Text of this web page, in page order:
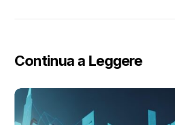
Continua a Leggere